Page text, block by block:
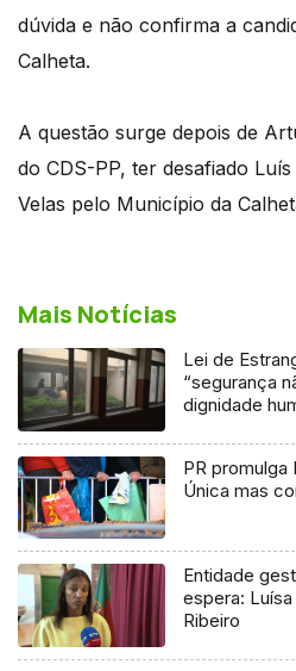
dúvida e não confirma a
Calheta.
A questão surge depois de
do CDS-PP, ter desafiado
Velas pelo Município da
Mais Notícias
Lei de
“segurança
dignidade
PR promulga
Única mas
Entidade
espera:
Ribeiro